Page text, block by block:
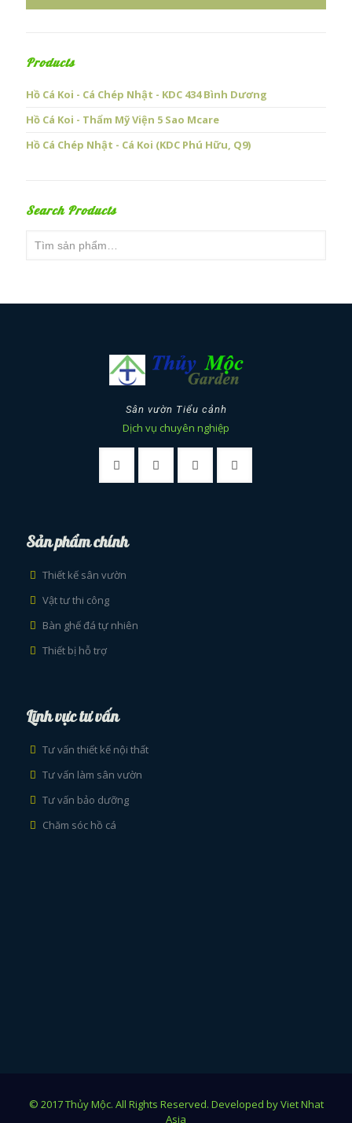
Products
Hồ Cá Koi - Cá Chép Nhật - KDC 434 Bình Dương
Hồ Cá Koi - Thẩm Mỹ Viện 5 Sao Mcare
Hồ Cá Chép Nhật - Cá Koi (KDC Phú Hữu, Q9)
Search Products
Sân vườn Tiểu cảnh
Dịch vụ chuyên nghiệp
Sản phẩm chính
Thiết kế sân vườn
Vật tư thi công
Bàn ghế đá tự nhiên
Thiết bị hỗ trợ
Lĩnh vực tư vấn
Tư vấn thiết kế nội thất
Tư vấn làm sân vườn
Tư vấn bảo dưỡng
Chăm sóc hồ cá
© 2017 Thủy Mộc. All Rights Reserved. Developed by Viet Nhat
Asia